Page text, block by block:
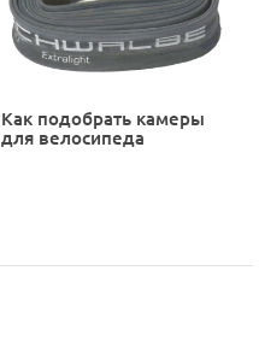
Как подобрать камеры
для велосипеда